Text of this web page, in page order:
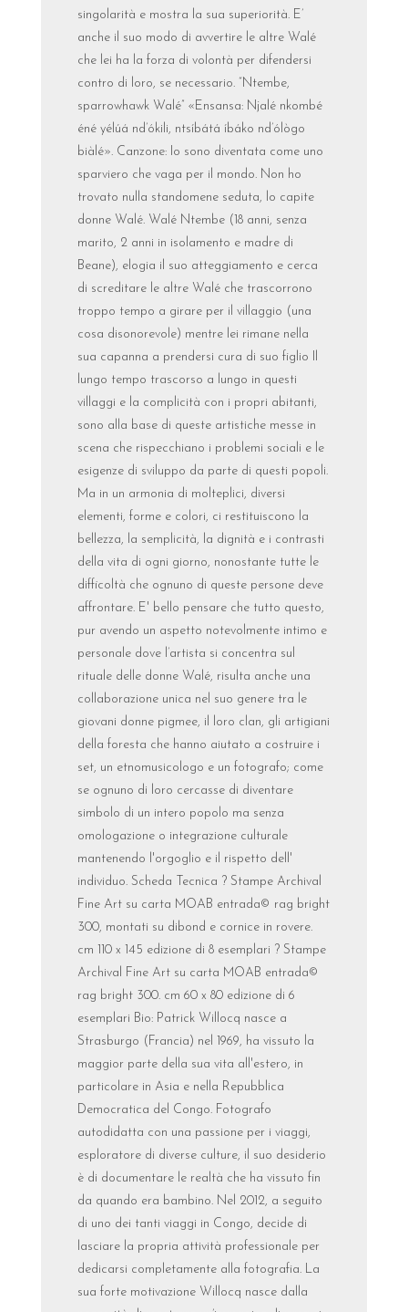
singolarità e mostra la sua superiorità. E’
anche il suo modo di avvertire le altre Walé
che lei ha la forza di volontà per difendersi
contro di loro, se necessario. “Ntembe,
sparrowhawk Walé” «Ensansa: Njalé nkombé
éné yélúá nd’ókili, ntsíbátá íbáko nd’ólògo
biàlé». Canzone: Io sono diventata come uno
sparviero che vaga per il mondo. Non ho
trovato nulla standomene seduta, lo capite
donne Walé. Walé Ntembe (18 anni, senza
marito, 2 anni in isolamento e madre di
Beane), elogia il suo atteggiamento e cerca
di screditare le altre Walé che trascorrono
troppo tempo a girare per il villaggio (una
cosa disonorevole) mentre lei rimane nella
sua capanna a prendersi cura di suo figlio Il
lungo tempo trascorso a lungo in questi
villaggi e la complicità con i propri abitanti,
sono alla base di queste artistiche messe in
scena che rispecchiano i problemi sociali e le
esigenze di sviluppo da parte di questi popoli.
Ma in un armonia di molteplici, diversi
elementi, forme e colori, ci restituiscono la
bellezza, la semplicità, la dignità e i contrasti
della vita di ogni giorno, nonostante tutte le
difficoltà che ognuno di queste persone deve
affrontare. E' bello pensare che tutto questo,
pur avendo un aspetto notevolmente intimo e
personale dove l’artista si concentra sul
rituale delle donne Walé, risulta anche una
collaborazione unica nel suo genere tra le
giovani donne pigmee, il loro clan, gli artigiani
della foresta che hanno aiutato a costruire i
set, un etnomusicologo e un fotografo; come
se ognuno di loro cercasse di diventare
simbolo di un intero popolo ma senza
omologazione o integrazione culturale
mantenendo l'orgoglio e il rispetto dell'
individuo. Scheda Tecnica ? Stampe Archival
Fine Art su carta MOAB entrada© rag bright
300, montati su dibond e cornice in rovere.
cm 110 x 145 edizione di 8 esemplari ? Stampe
Archival Fine Art su carta MOAB entrada©
rag bright 300. cm 60 x 80 edizione di 6
esemplari Bio: Patrick Willocq nasce a
Strasburgo (Francia) nel 1969, ha vissuto la
maggior parte della sua vita all'estero, in
particolare in Asia e nella Repubblica
Democratica del Congo. Fotografo
autodidatta con una passione per i viaggi,
esploratore di diverse culture, il suo desiderio
è di documentare le realtà che ha vissuto fin
da quando era bambino. Nel 2012, a seguito
di uno dei tanti viaggi in Congo, decide di
lasciare la propria attività professionale per
dedicarsi completamente alla fotografia. La
sua forte motivazione Willocq nasce dalla